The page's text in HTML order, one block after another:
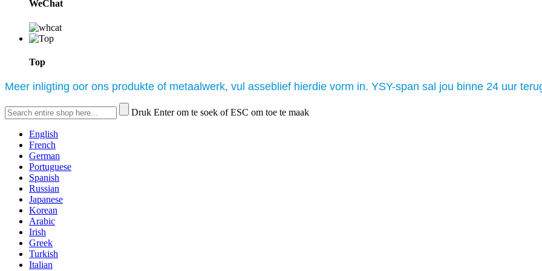
WeChat
Top
Meer inligting oor ons produkte of metaalwerk, vul asseblief hierdie vorm in. YSY-span sal jou binne 24 uur
Druk Enter om te soek of ESC om toe te maak
English
French
German
Portuguese
Spanish
Russian
Japanese
Korean
Arabic
Irish
Greek
Turkish
Italian